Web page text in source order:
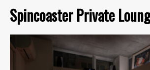
Spincoaster Private